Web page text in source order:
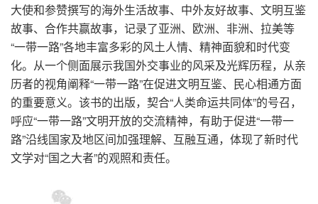
大使和参赞撰写的海外生活故事、中外友好故事、文明互鉴
故事、合作共赢故事，记录了亚洲、欧洲、非洲、拉美等
“一带一路”各地丰富多彩的风土人情、精神面貌和时代变
化。从一个侧面展示我国外交事业的风采及光辉历程，从亲
历者的视角阐释“一带一路”在促进文明互鉴、民心相通方面
的重要意义。该书的出版，契合“人类命运共同体”的号召，
呼应“一带一路”文明开放的交流精神，有助于促进“一带一
路”沿线国家及地区间加强理解、互融互通，体现了新时代
文学对“国之大者”的观照和责任。